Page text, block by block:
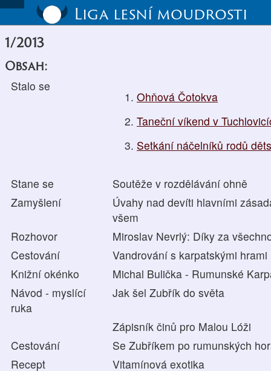
Liga lesní moudrosti
1/2013
Obsah:
Stalo se
Ohňová Čotokva
Taneční víkend v
Setkání náčelníků rodů
Stane se
Soutěže v rozdělávání ohně
Zamyšlení
Úvahy nad devíti hlavními
všem
Rozhovor
Miroslav Nevrlý: Díky za
Cestování
Vandrování s karpatskými hrami
Knižní okénko
Michal Bulička - Rumunské
Návod - myslící
ruka
Jak šel Zubřík do světa
Zápisník činů pro Malou Lóži
Cestování
Se Zubříkem po rumunských
Recept
Vitamínová exotika